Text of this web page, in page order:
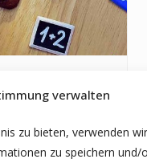
verwalten
zu bieten, verwenden
zu speichern und/